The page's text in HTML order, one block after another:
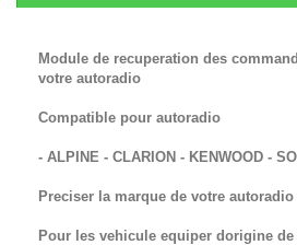
Module de recuperation des
votre autoradio
Compatible pour autoradio
- ALPINE - CLARION - KENWOOD -
Preciser la marque de votre
Pour les vehicule equiper dorigine